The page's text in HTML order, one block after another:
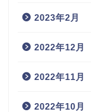
2023年2月
2022年12月
2022年11月
2022年10月